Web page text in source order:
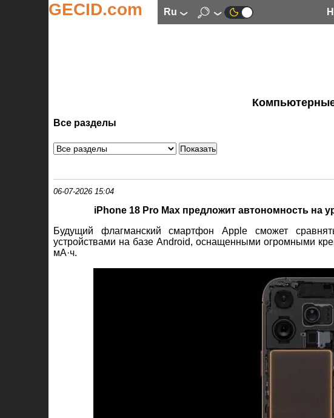
GECID.com ru
Все разделы
06-07-2026 15:04
iPhone 18 Pro Max предложит автономность на
Будущий флагманский смартфон Apple сможет
устройствами на базе Android, оснащенными огромными
мА·ч.